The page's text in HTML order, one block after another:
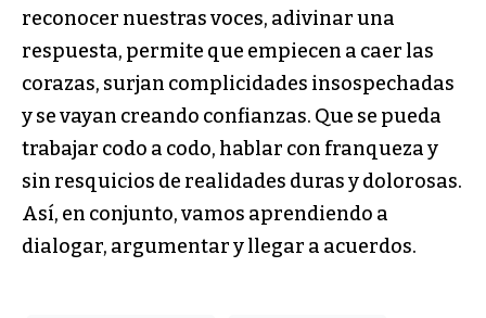
reconocer nuestras voces, adivinar una
respuesta, permite que empiecen a caer las
corazas, surjan complicidades insospechadas
y se vayan creando confianzas. Que se pueda
trabajar codo a codo, hablar con franqueza y
sin resquicios de realidades duras y dolorosas.
Así, en conjunto, vamos aprendiendo a
dialogar, argumentar y llegar a acuerdos.